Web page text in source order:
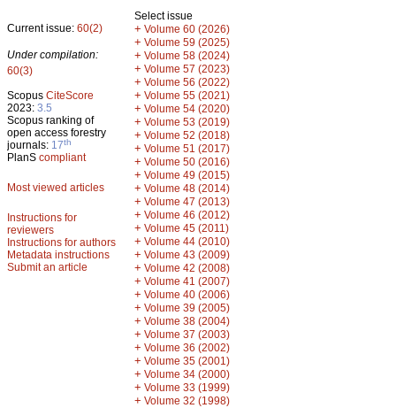
Current issue: 60(2)
Under compilation:
60(3)
Scopus CiteScore
2023: 3.5
Scopus ranking of
open access forestry
journals: 17th
PlanS compliant
Most viewed articles
Instructions for
reviewers
Instructions for authors
Metadata instructions
Submit an article
Select issue
+ Volume 60 (2026)
+ Volume 59 (2025)
+ Volume 58 (2024)
+ Volume 57 (2023)
+ Volume 56 (2022)
+ Volume 55 (2021)
+ Volume 54 (2020)
+ Volume 53 (2019)
+ Volume 52 (2018)
+ Volume 51 (2017)
+ Volume 50 (2016)
+ Volume 49 (2015)
+ Volume 48 (2014)
+ Volume 47 (2013)
+ Volume 46 (2012)
+ Volume 45 (2011)
+ Volume 44 (2010)
+ Volume 43 (2009)
+ Volume 42 (2008)
+ Volume 41 (2007)
+ Volume 40 (2006)
+ Volume 39 (2005)
+ Volume 38 (2004)
+ Volume 37 (2003)
+ Volume 36 (2002)
+ Volume 35 (2001)
+ Volume 34 (2000)
+ Volume 33 (1999)
+ Volume 32 (1998)